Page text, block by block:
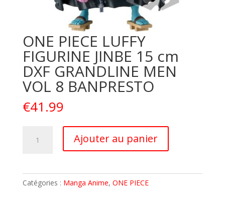
ONE PIECE LUFFY
FIGURINE JINBE 15 cm
DXF GRANDLINE MEN
VOL 8 BANPRESTO
€41.99
LUFFY
FIGURINE
Ajouter au panier
Catégories : Manga Anime, ONE PIECE